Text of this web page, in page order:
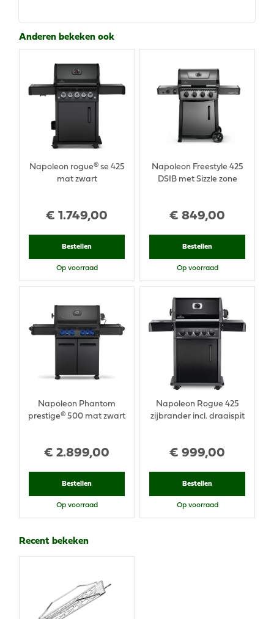
Anderen bekeken ook
€ 1.749,00
Napoleon rogue® se 425
mat zwart
Bestellen
Op voorraad
€ 849,00
Napoleon Freestyle 425
DSIB met Sizzle zone
Bestellen
Op voorraad
€ 2.899,00
Napoleon Phantom
prestige® 500 mat zwart
Bestellen
Op voorraad
€ 999,00
Napoleon Rogue 425
zijbrander incl. draaispit
Bestellen
Op voorraad
Recent bekeken